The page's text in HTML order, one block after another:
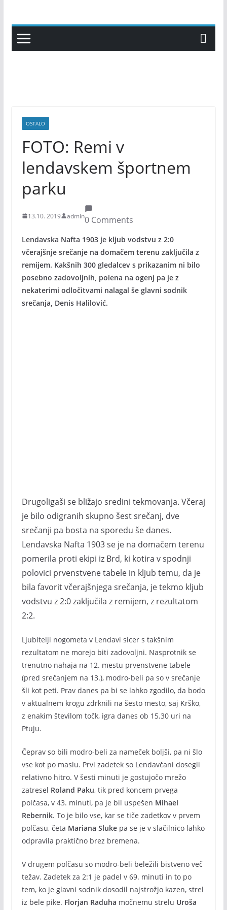
content
OSTALO
FOTO: Remi v
lendavskem športnem
parku
13.10. 2019 admin0 Comments
Lendavska Nafta 1903 je kljub vodstvu z 2:0
včerajšnje srečanje na domačem terenu zaključila z
remijem. Kakšnih 300 gledalcev s prikazanim ni bilo
posebno zadovoljnih, polena na ogenj pa je z
nekaterimi odločitvami nalagal še glavni sodnik
srečanja, Denis Halilović.
Drugoligaši se bližajo sredini tekmovanja. Včeraj
je bilo odigranih skupno šest srečanj, dve
srečanji pa bosta na sporedu še danes.
Lendavska Nafta 1903 se je na domačem terenu
pomerila proti ekipi iz Brd, ki kotira v spodnji
polovici prvenstvene tabele in kljub temu, da je
bila favorit včerajšnjega srečanja, je tekmo kljub
vodstvu z 2:0 zaključila z remijem, z rezultatom
2:2.
Ljubitelji nogometa v Lendavi sicer s takšnim
rezultatom ne morejo biti zadovoljni. Nasprotnik se
trenutno nahaja na 12. mestu prvenstvene tabele
(pred srečanjem na 13.), modro-beli pa so v srečanje
šli kot peti. Prav danes pa bi se lahko zgodilo, da bodo
v aktualnem krogu zdrknili na šesto mesto, saj Krško,
z enakim številom točk, igra danes ob 15.30 uri na
Ptuju.
Čeprav so bili modro-beli za nameček boljši, pa ni šlo
vse kot po maslu. Prvi zadetek so Lendavčani dosegli
relativno hitro. V šesti minuti je gostujočo mrežo
zatresel Roland Paku, tik pred koncem prvega
polčasa, v 43. minuti, pa je bil uspešen Mihael
Rebernik. To je bilo vse, kar se tiče zadetkov v prvem
polčasu, četa Mariana Slukepa se je v slačilnico lahko
odpravila praktično brez bremena.
V drugem polčasu so modro-beli beležili bistveno več
težav. Zadetek za 2:1 je padel v 69. minuti in to po
tem, ko je glavni sodnik dosodil najstrožjo kazen, strel
iz bele pike. Florjan Raduha močnemu strelu Uroša